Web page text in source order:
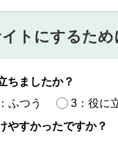
トにするた
ちましたか？
ふつう
3：役に
やすかったですか？